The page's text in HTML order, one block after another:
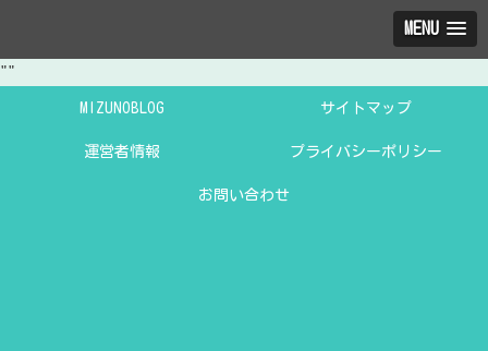
MENU
""
MIZUNOBLOG サイトマップ
運営者情報 プライバシーポリシー
お問い合わせ